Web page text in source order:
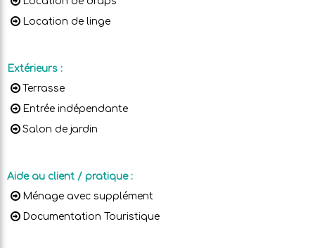
Location de linge
Extérieurs :
Terrasse
Entrée indépendante
Salon de jardin
Aide au client / pratique :
Ménage avec supplément
Documentation Touristique